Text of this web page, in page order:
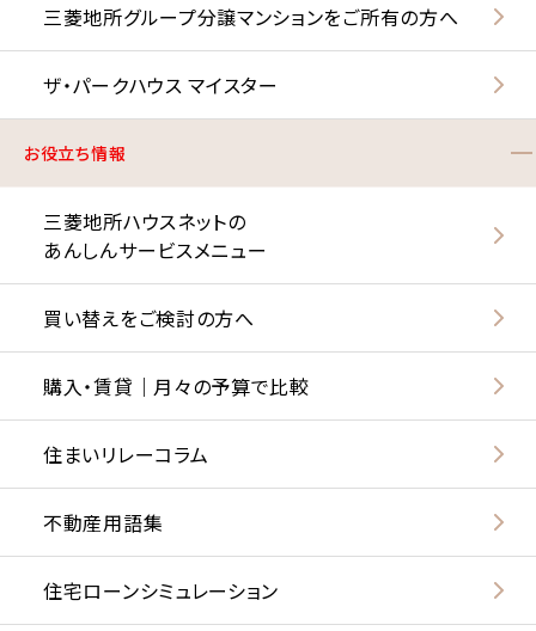
三菱地所グループ分譲マンションをご所有の方へ
ザ・パークハウス マイスター
お役立ち情報
三菱地所ハウスネットの
あんしんサービスメニュー
買い替えをご検討の方へ
購入・賃貸｜月々の予算で比較
住まいリレーコラム
不動産用語集
住宅ローンシミュレーション